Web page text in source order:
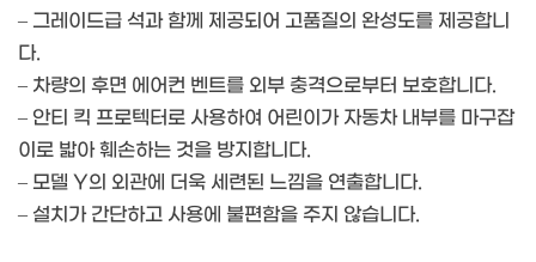
– 그레이드급 석과 함께 제공되어 고품질의 완성도를 제공합니
다.
– 차량의 후면 에어컨 벤트를 외부 충격으로부터 보호합니다.
– 안티 킥 프로텍터로 사용하여 어린이가 자동차 내부를 마구잡
이로 밟아 훼손하는 것을 방지합니다.
– 모델 Y의 외관에 더욱 세련된 느낌을 연출합니다.
– 설치가 간단하고 사용에 불편함을 주지 않습니다.